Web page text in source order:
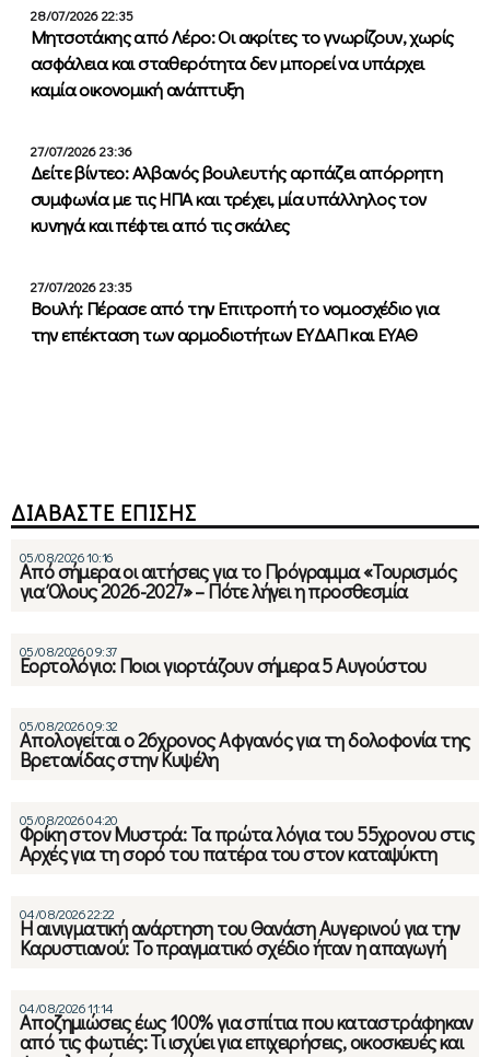
28/07/2026 22:35
Μητσοτάκης από Λέρο: Οι ακρίτες το γνωρίζουν, χωρίς
ασφάλεια και σταθερότητα δεν μπορεί να υπάρχει
καμία οικονομική ανάπτυξη
27/07/2026 23:36
Δείτε βίντεο: Αλβανός βουλευτής αρπάζει απόρρητη
συμφωνία με τις ΗΠΑ και τρέχει, μία υπάλληλος τον
κυνηγά και πέφτει από τις σκάλες
27/07/2026 23:35
Βουλή: Πέρασε από την Επιτροπή το νομοσχέδιο για
την επέκταση των αρμοδιοτήτων ΕΥΔΑΠ και ΕΥΑΘ
ΔΙΑΒΑΣΤΕ ΕΠΙΣΗΣ
05/08/2026 10:16
Από σήμερα οι αιτήσεις για το Πρόγραμμα «Τουρισμός
για Όλους 2026-2027» – Πότε λήγει η προσθεσμία
05/08/2026 09:37
Εορτολόγιο: Ποιοι γιορτάζουν σήμερα 5 Αυγούστου
05/08/2026 09:32
Απολογείται ο 26χρονος Αφγανός για τη δολοφονία της
Βρετανίδας στην Κυψέλη
05/08/2026 04:20
Φρίκη στον Μυστρά: Τα πρώτα λόγια του 55χρονου στις
Αρχές για τη σορό του πατέρα του στον καταψύκτη
04/08/2026 22:22
Η αινιγματική ανάρτηση του Θανάση Αυγερινού για την
Καρυστιανού: Το πραγματικό σχέδιο ήταν η απαγωγή
04/08/2026 11:14
Αποζημιώσεις έως 100% για σπίτια που καταστράφηκαν
από τις φωτιές: Τι ισχύει για επιχειρήσεις, οικοσκευές και